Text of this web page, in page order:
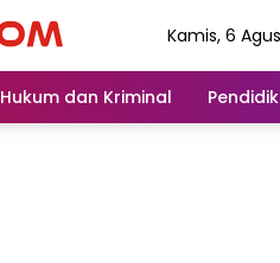
Kamis, 6
Hukum dan Kriminal